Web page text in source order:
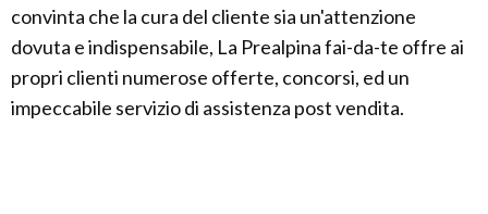
convinta che la cura del cliente sia un'attenzione
dovuta e indispensabile, La Prealpina fai-da-te offre ai
propri clienti numerose offerte, concorsi, ed un
impeccabile servizio di assistenza post vendita.